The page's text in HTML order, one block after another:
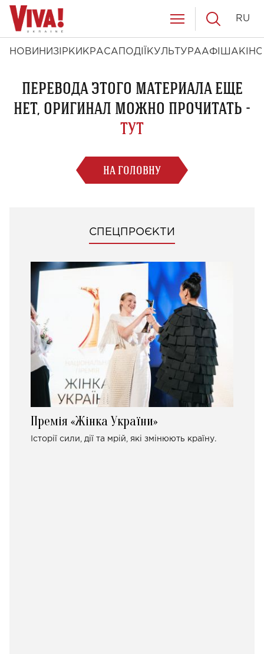
НОВИНИ ЗІРКИ КРАСА ПОДІЇ КУЛЬТУРААФІША КІНО
RU
ПЕРЕВОДА ЭТОГО МАТЕРИАЛА ЕЩЕ
НЕТ, ОРИГИНАЛ МОЖНО ПРОЧИТАТЬ -
ТУТ
НА ГОЛОВНУ
СПЕЦПРОЄКТИ
Премія «Жінка України»
Історії сили, дії та мрій, які змінюють країну.